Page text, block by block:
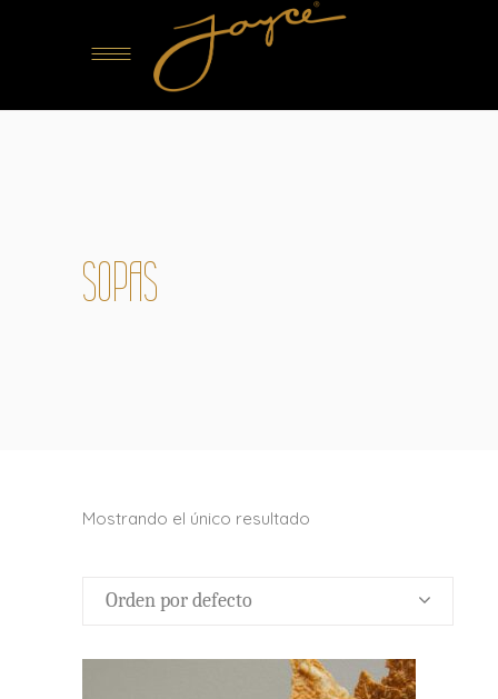
SOPAS
Mostrando el único resultado
Orden por defecto